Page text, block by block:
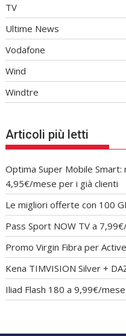
TV
Ultime News
Vodafone
Wind
Windtre
Articoli più letti
Optima Super Mobile Smart:
4,95€/mese per i già clienti
Le migliori offerte con 100
Pass Sport NOW TV a
Promo Virgin Fibra per
Kena TIMVISION Silver +
Iliad Flash 180 a 9,99€/